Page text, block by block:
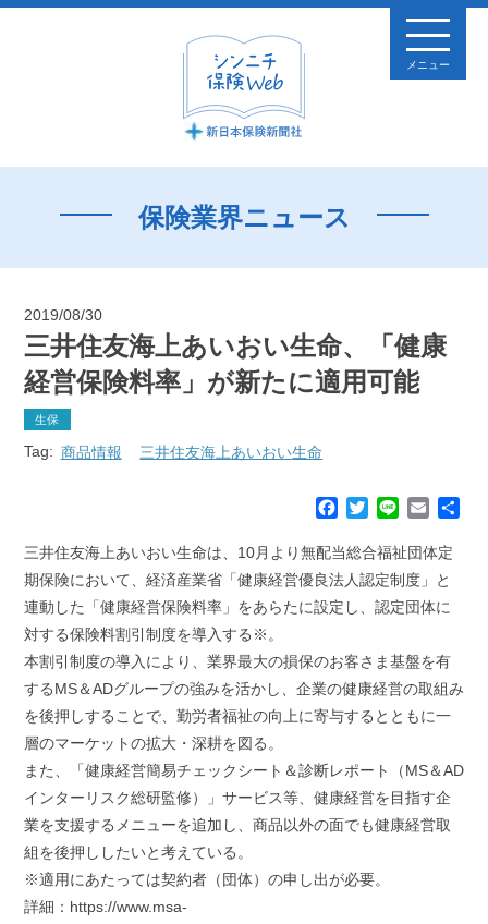
メニュー
保険業界ニュース
2019/08/30
三井住友海上あいおい生命、「健康
経営保険料率」が新たに適用可能
生保
Tag: 商品情報 三井住友海上あいおい生命
c
e
o
k
T
i
t
e
n
e
E
a
三井住友海上あいおい生命は、10月より無配当総合福祉団体定
期保険において、経済産業省「健康経営優良法人認定制度」と
連動した「健康経営保険料率」をあらたに設定し、認定団体に
対する保険料割引制度を導入する※。
本割引制度の導入により、業界最大の損保のお客さま基盤を有
するMS＆ADグループの強みを活かし、企業の健康経営の取組み
を後押しすることで、勤労者福祉の向上に寄与するとともに一
層のマーケットの拡大・深耕を図る。
また、「健康経営簡易チェックシート＆診断レポート（MS＆AD
インターリスク総研監修）」サービス等、健康経営を目指す企
業を支援するメニューを追加し、商品以外の面でも健康経営取
組を後押ししたいと考えている。
※適用にあたっては契約者（団体）の申し出が必要。
詳細：https://www.msa-